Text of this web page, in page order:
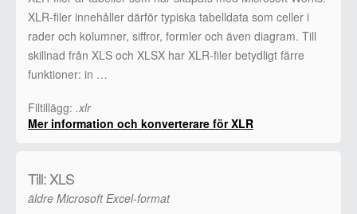
XLR-filer innehåller därför typiska tabelldata som celler i
rader och kolumner, siffror, formler och även diagram. Till
skillnad från XLS och XLSX har XLR-filer betydligt färre
funktioner: in …
Filtillägg: .xlr
Mer information och konverterare för XLR
Till: XLS
äldre Microsoft Excel-format